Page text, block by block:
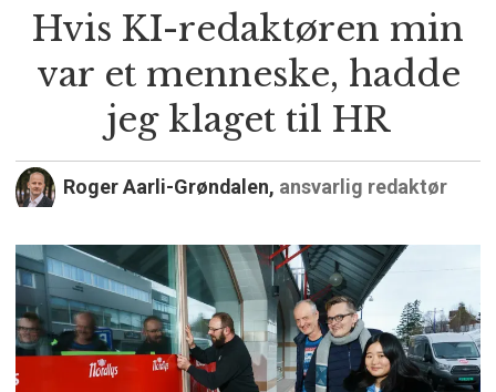
Hvis KI-redaktøren min
var et menneske, hadde
jeg klaget til HR
Roger Aarli-Grøndalen, ansvarlig redaktør